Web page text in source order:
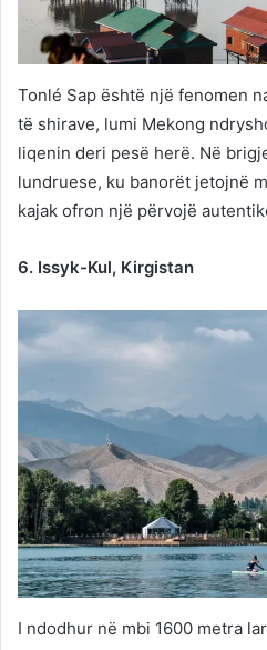
Tonlé Sap është një fenomen
të shirave, lumi Mekong
liqenin deri pesë herë. Në
lundruese, ku banorët jetojnë
kajak ofron një përvojë
6. Issyk-Kul, Kirgistan
I ndodhur në mbi 1600 metra